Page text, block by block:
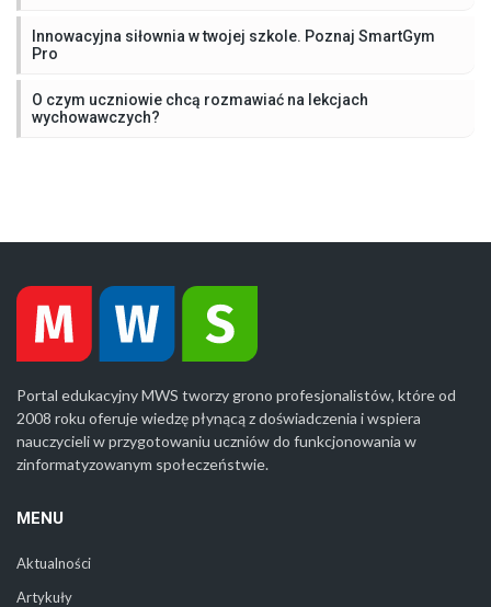
Innowacyjna siłownia w twojej szkole. Poznaj SmartGym
Pro
O czym uczniowie chcą rozmawiać na lekcjach
wychowawczych?
Portal edukacyjny MWS tworzy grono profesjonalistów, które od
2008 roku oferuje wiedzę płynącą z doświadczenia i wspiera
nauczycieli w przygotowaniu uczniów do funkcjonowania w
zinformatyzowanym społeczeństwie.
MENU
Aktualności
Artykuły